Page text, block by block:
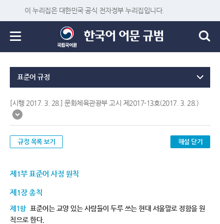
이 누리집은 대한민국 공식 전자정부 누리집입니다.
표준어 규정
[시행 2017. 3. 28.] 문화체육관광부 고시 제2017-13호(2017. 3. 28.)
규정 목록 보기 해설 닫기
제1부 표준어 사정 원칙
제1장 총칙
제1항 표준어는 교양 있는 사람들이 두루 쓰는 현대 서울말로 정함을 원
칙으로 한다.